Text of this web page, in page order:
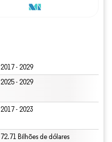
2017 - 2029
2025 - 2029
2017 - 2023
72.71 Bilhões de dólares